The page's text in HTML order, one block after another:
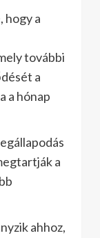
hogy a
további
a
a hónap
a
ahhoz,